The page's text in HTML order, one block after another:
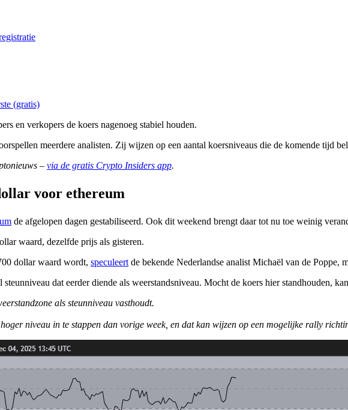
(gratis)
en verkopers de koers nagenoeg stabiel houden.
meerdere analisten. Zij wijzen op een aantal koersniveaus die de komende tijd
– via de gratis Crypto Insiders app.
voor ethereum
de afgelopen dagen gestabiliseerd. Ook dit weekend brengt daar tot nu toe weinig
waard, dezelfde prijs als gisteren.
dollar waard wordt, speculeert de bekende Nederlandse analist Michaël van de Poppe,
dat eerder diende als weerstandsniveau. Mocht de koers hier standhouden,
als steunniveau vasthoudt.
niveau in te stappen dan vorige week, en dat kan wijzen op een mogelijke rally